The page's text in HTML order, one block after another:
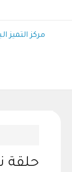
مركز التميز
حلقة